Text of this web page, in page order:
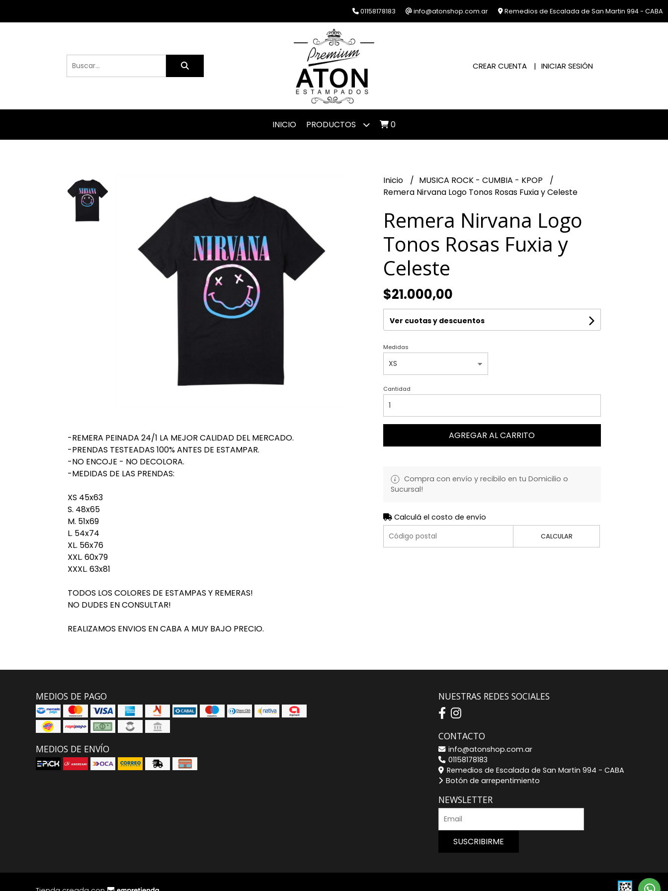
01158178183 info@atonshop.com.ar Remedios de Escalada de San Martin 994 - CABA
CREAR CUENTA INICIAR SESIÓN
INICIO PRODUCTOS 0
-REMERA PEINADA 24/1 LA MEJOR CALIDAD DEL MERCADO.
-PRENDAS TESTEADAS 100% ANTES DE ESTAMPAR.
-NO ENCOJE - NO DECOLORA.
-MEDIDAS DE LAS PRENDAS:
XS 45x63
S. 48x65
M. 51x69
L. 54x74
XL. 56x76
XXL. 60x79
XXXL. 63x81
TODOS LOS COLORES DE ESTAMPAS Y REMERAS!
NO DUDES EN CONSULTAR!
REALIZAMOS ENVIOS EN CABA A MUY BAJO PRECIO.
Inicio
MUSICA ROCK - CUMBIA - KPOP
Remera Nirvana Logo Tonos Rosas Fuxia y Celeste
Remera Nirvana Logo
Tonos Rosas Fuxia y
Celeste
$21.000,00
Ver cuotas y descuentos
Medidas
Cantidad
AGREGAR AL CARRITO
Compra con envío y recibilo en tu Domicilio o
Sucursal!
Calculá el costo de envío
CALCULAR
MEDIOS DE PAGO
MEDIOS DE ENVÍO
NUESTRAS REDES SOCIALES
CONTACTO
info@atonshop.com.ar
01158178183
Remedios de Escalada de San Martin 994 - CABA
Botón de arrepentimiento
NEWSLETTER
SUSCRIBIRME